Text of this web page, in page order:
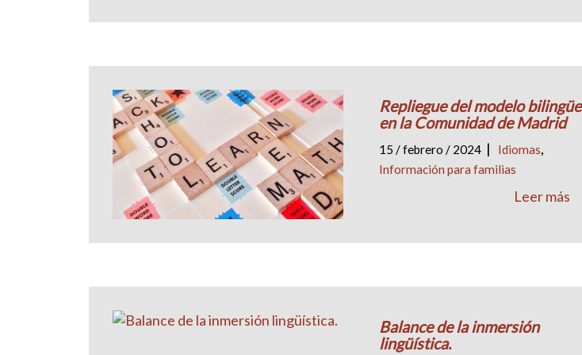
Repliegue del modelo bilingüe
en la Comunidad de Madrid
15 / febrero / 2024 | Idiomas,
Información para familias
Leer más
Balance de la inmersión
lingüística.